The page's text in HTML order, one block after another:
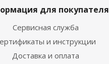
для покупателя
Сервисная служба
и инструкции
Доставка и оплата